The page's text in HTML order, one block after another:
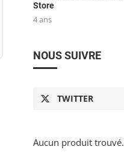
Store
4 ans
NOUS SUIVRE
TWITTER
Aucun produit trouvé.